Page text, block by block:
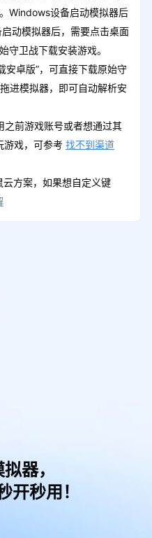
Windows设备启动模拟器后
动模拟器后，需要点击桌面
守卫战下载安装游戏。
卓版”，可直接下载原始守
进模拟器，即可自动解析安
之前游戏账号或者想通过其
戏，可参考 找不到渠道
方案，如果想自定义键
器，
开秒用！